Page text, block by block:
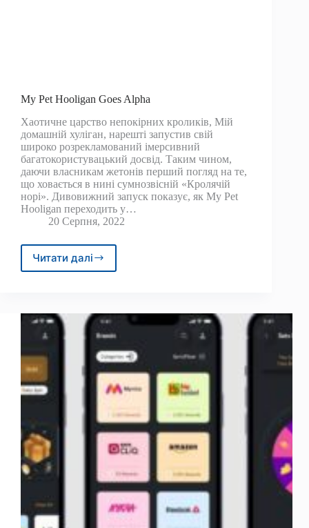
My Pet Hooligan Goes Alpha
Хаотичне царство непокірних кроликів, Мій
домашній хуліган, нарешті запустив свій
широко розрекламований імерсивний
багатокористувацький досвід. Таким чином,
даючи власникам жетонів перший погляд на те,
що ховається в нині сумнозвісній «Кролячій
норі». Дивовижний запуск показує, як My Pet
Hooligan переходить у…
20 Серпня, 2022
Читати далі
My
Pet
Alpha